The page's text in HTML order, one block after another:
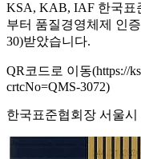
KSA, KAB, IAF 한국표
부터 품질경영체제 인
30)받았습니다.
QR코드로 이동(https://
crtcNo=QMS-3072)
한국표준협회장 서울